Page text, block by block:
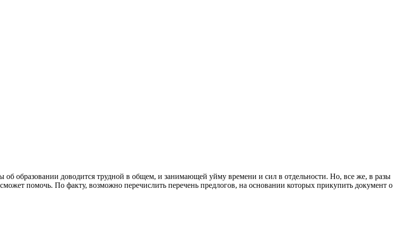
об образовании доводится трудной в общем, и занимающей уйму времени и сил в отдельности. Но, все же, в разы
помочь. По факту, возможно перечислить перечень предлогов, на основании которых прикупить документ о